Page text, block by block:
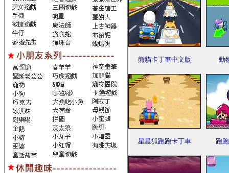
熊貓卡丁車中文版 動
星星狐跑跑卡丁車 跑